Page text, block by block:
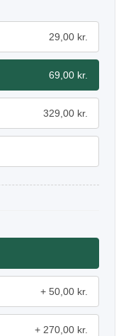
29,00 kr.
69,00 kr.
329,00 kr.
50,00 kr.
270,00 kr.